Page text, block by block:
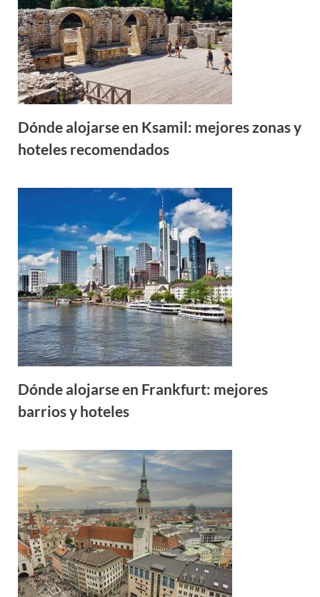
Dónde alojarse en Ksamil: mejores zonas y
hoteles recomendados
Dónde alojarse en Frankfurt: mejores
barrios y hoteles